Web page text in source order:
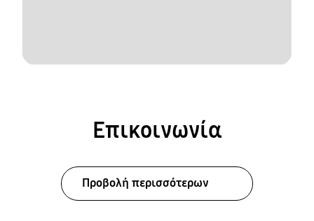
Επικοινωνία
Προβολή περισσότερων